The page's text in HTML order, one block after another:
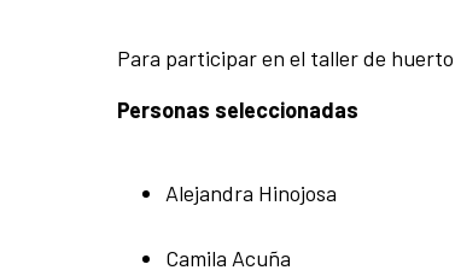
Para participar en el taller de
Personas seleccionadas
Alejandra Hinojosa
Camila Acuña